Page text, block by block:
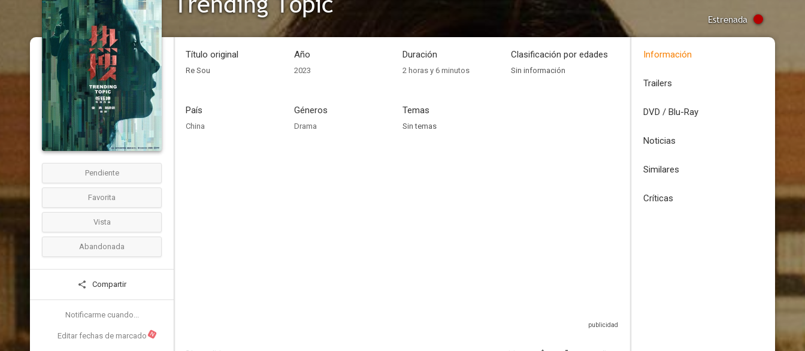
Estrenada
Pendiente
Favorita
Vista
Abandonada
Compartir
Notificarme cuando...
Editar fechas de marcado N
Título original
Re Sou
Año
2023
Duración
2 horas y 6 minutos
Clasificación por edades
Sin información
País
China
Géneros
Drama
Temas
Sin temas
Información
Trailers
DVD / Blu-Ray
Noticias
Similares
Críticas